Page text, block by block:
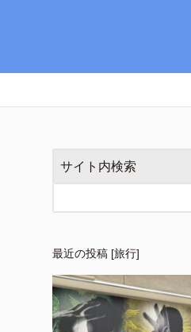
サイト内検索
最近の投稿 [旅行]